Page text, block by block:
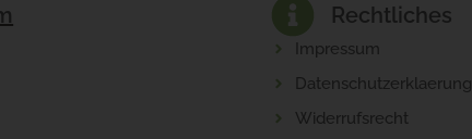
Rechtliches
Impressum
Datenschutzerklaerung
Widerrufsrecht